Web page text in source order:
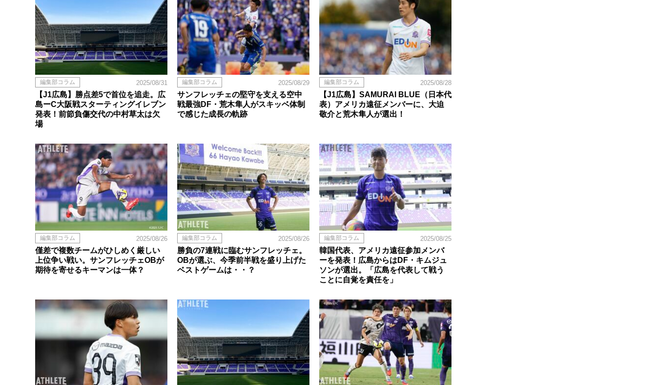
編集部コラム 2025/08/31
【J1広島】勝点差5で首位を追走。広
島ーC大阪戦スターティングイレブン
発表！前節負傷交代の中村草太は欠
場
編集部コラム 2025/08/29
サンフレッチェの堅守を支える空中
戦最強DF・荒木隼人がスキッベ体制
で感じた成長の軌跡
編集部コラム 2025/08/28
【J1広島】SAMURAI BLUE（日本代
表）アメリカ遠征メンバーに、大迫
敬介と荒木隼人が選出！
編集部コラム 2025/08/26
僅差で複数チームがひしめく厳しい
上位争い戦い。サンフレッチェOBが
期待を寄せるキーマンは一体？
編集部コラム 2025/08/26
勝負の7連戦に臨むサンフレッチェ。
OBが選ぶ、今季前半戦を盛り上げた
ベストゲームは・・？
編集部コラム 2025/08/25
韓国代表、アメリカ遠征参加メンバ
ーを発表！広島からはDF・キムジュ
ソンが選出。「広島を代表して戦う
ことに自覚を責任を」